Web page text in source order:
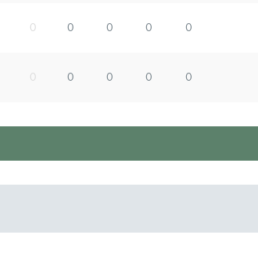
0 0 0 0 0
0 0 0 0 0